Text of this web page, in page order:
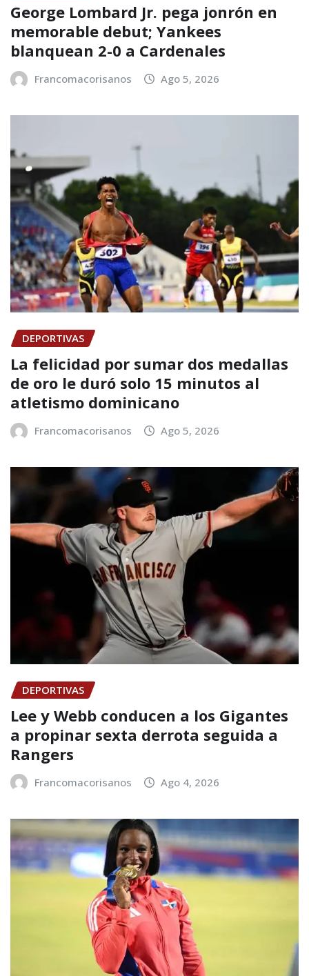
George Lombard Jr. pega jonrón en
memorable debut; Yankees
blanquean 2-0 a Cardenales
Francomacorisanos Ago 5, 2026
DEPORTIVAS
La felicidad por sumar dos medallas
de oro le duró solo 15 minutos al
atletismo dominicano
Francomacorisanos Ago 5, 2026
DEPORTIVAS
Lee y Webb conducen a los Gigantes
a propinar sexta derrota seguida a
Rangers
Francomacorisanos Ago 4, 2026